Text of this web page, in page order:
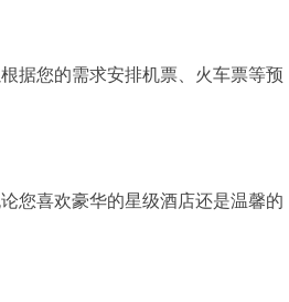
据您的需求安排机票、火车票等预
您喜欢豪华的星级酒店还是温馨的